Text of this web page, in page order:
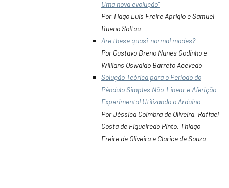
Uma nova evolução”
Por Tiago Luis Freire Aprigio e Samuel
Bueno Soltau
Are these quasi-normal modes?
Por Gustavo Breno Nunes Godinho e
Willians Oswaldo Barreto Acevedo
Solução Teórica para o Período do
Pêndulo Simples Não-Linear e Aferição
Experimental Utilizando o Arduino
Por Jéssica Coimbra de Oliveira, Raffael
Costa de Figueiredo Pinto, Thiago
Freire de Oliveira e Clarice de Souza